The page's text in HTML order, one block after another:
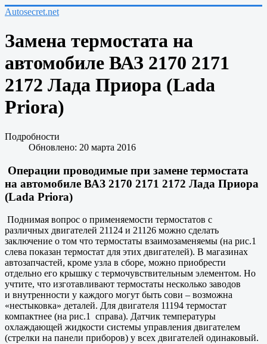
Autosecret.net
Замена термостата на
автомобиле ВАЗ 2170 2171
2172 Лада Приора (Lada
Priora)
Подробности
Обновлено: 20 марта 2016
Операции проводимые при замене термостата
на автомобиле ВАЗ 2170 2171 2172 Лада Приора
(Lada Priora)
Поднимая вопрос о применяемости термостатов с
различных двигателей 21124 и 21126 можно сделать
заключение о том что термостаты взаимозаменяемы (на рис.1
слева показан термостат для этих двигателей). В магазинах
автозапчастей, кроме узла в сборе, можно приобрести
отдельно его крышку с термочувствительным элементом. Но
учтите, что изготавливают термостаты несколько заводов
и внутренности у каждого могут быть сови – возможна
«нестыковка» деталей. Для двигателя 11194 термостат
компактнее (на рис.1 справа). Датчик температуры
охлаждающей жидкости системы управления двигателем
(стрелки на панели приборов) у всех двигателей одинаковый.